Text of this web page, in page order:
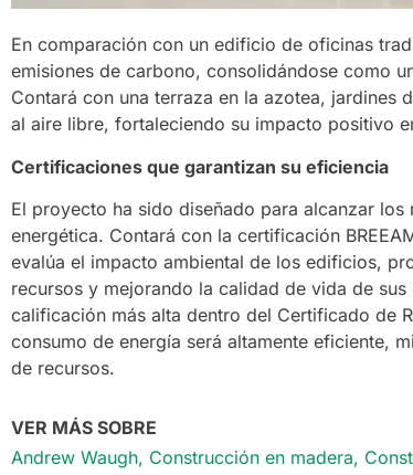
En comparación con un edificio de oficinas
emisiones de carbono, consolidándose como
Contará con una terraza en la azotea,
al aire libre, fortaleciendo su impacto positivo
Certificaciones que garantizan su eficiencia
El proyecto ha sido diseñado para alcanzar
energética. Contará con la certificación
evalúa el impacto ambiental de los edificios,
recursos y mejorando la calidad de vida de
calificación más alta dentro del Certificado de
consumo de energía será altamente eficiente,
de recursos.
VER MÁS SOBRE
Andrew Waugh, Construcción en madera,